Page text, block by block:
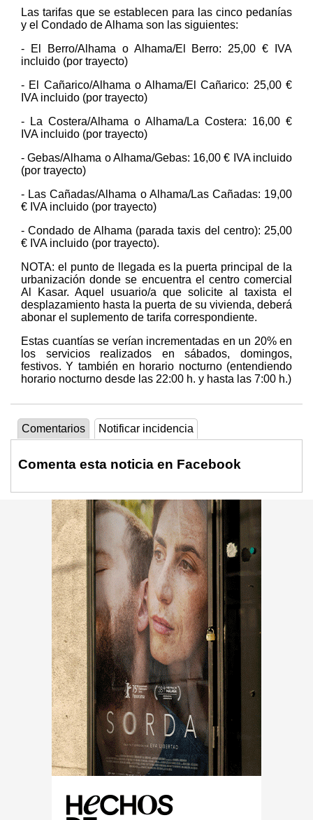
Las tarifas que se establecen para las cinco pedanías
y el Condado de Alhama son las siguientes:
- El Berro/Alhama o Alhama/El Berro: 25,00 € IVA
incluido (por trayecto)
- El Cañarico/Alhama o Alhama/El Cañarico: 25,00 €
IVA incluido (por trayecto)
- La Costera/Alhama o Alhama/La Costera: 16,00 €
IVA incluido (por trayecto)
- Gebas/Alhama o Alhama/Gebas: 16,00 € IVA incluido
(por trayecto)
- Las Cañadas/Alhama o Alhama/Las Cañadas: 19,00
€ IVA incluido (por trayecto)
- Condado de Alhama (parada taxis del centro): 25,00
€ IVA incluido (por trayecto).
NOTA: el punto de llegada es la puerta principal de la
urbanización donde se encuentra el centro comercial
Al Kasar. Aquel usuario/a que solicite al taxista el
desplazamiento hasta la puerta de su vivienda, deberá
abonar el suplemento de tarifa correspondiente.
Estas cuantías se verían incrementadas en un 20% en
los servicios realizados en sábados, domingos,
festivos. Y también en horario nocturno (entendiendo
horario nocturno desde las 22:00 h. y hasta las 7:00 h.)
Comentarios Notificar incidencia
Comenta esta noticia en Facebook